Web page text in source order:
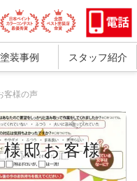
塗装事例 スタッフ紹介
客様の声
邸お客様